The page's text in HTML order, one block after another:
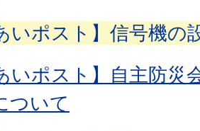
いポスト】信号機の
いポスト】自主防災
ついて